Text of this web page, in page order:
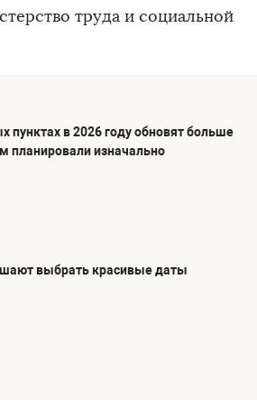
труда и социальной
пунктах в 2026 году обновят больше
планировали изначально
выбрать красивые даты